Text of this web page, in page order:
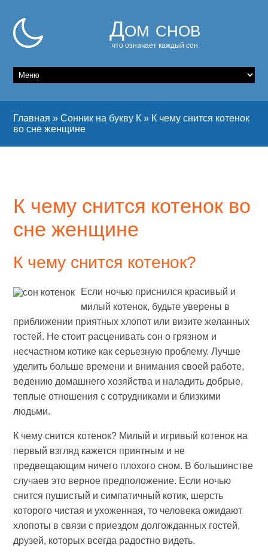
Дом снов
что означает каждый сон
Главная »Сонник на букву К » К чему снится котенок
во сне женщине
К чему снится котенок во
сне женщине
К чему снится котенок?
Если ночью приснился красивый и
милый котенок, будьте уверены в
приближении приятных хлопот или визите желанных
гостей. Не стоит расценивать сон о грязном и
несчастном котике как серьезную проблему. Лучше
уделить больше времени и внимания своей работе,
ведению домашнего хозяйства и наладить добрые,
теплые отношения с сотрудниками и близкими
людьми.
К чему снится котенок? Милый и игривый котенок на
первый взгляд кажется приятным и не
предвещающим ничего плохого сном. В большинстве
случаев это верное предположение. Если ночью
снится пушистый и симпатичный котик, шерсть
которого чистая и ухоженная, то человека ожидают
хлопоты в связи с приездом долгожданных гостей,
друзей, которых всегда радостно видеть.